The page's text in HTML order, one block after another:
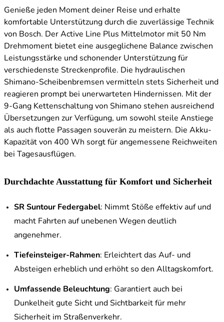
Genieße jeden Moment deiner Reise und erhalte
komfortable Unterstützung durch die zuverlässige Technik
von Bosch. Der Active Line Plus Mittelmotor mit 50 Nm
Drehmoment bietet eine ausgeglichene Balance zwischen
Leistungsstärke und schonender Unterstützung für
verschiedenste Streckenprofile. Die hydraulischen
Shimano-Scheibenbremsen vermitteln stets Sicherheit und
reagieren prompt bei unerwarteten Hindernissen. Mit der
9-Gang Kettenschaltung von Shimano stehen ausreichend
Übersetzungen zur Verfügung, um sowohl steile Anstiege
als auch flotte Passagen souverän zu meistern. Die Akku-
Kapazität von 400 Wh sorgt für angemessene Reichweiten
bei Tagesausflügen.
Durchdachte Ausstattung für Komfort und Sicherheit
SR Suntour Federgabel: Nimmt Stöße effektiv auf und
macht Fahrten auf unebenen Wegen deutlich
angenehmer.
Tiefeinsteiger-Rahmen: Erleichtert das Auf- und
Absteigen erheblich und erhöht so den Alltagskomfort.
Umfassende Beleuchtung: Garantiert auch bei
Dunkelheit gute Sicht und Sichtbarkeit für mehr
Sicherheit im Straßenverkehr.